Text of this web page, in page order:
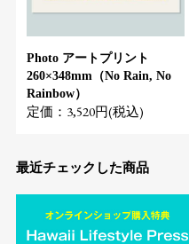
Photo アートプリント
260×348mm（No Rain, No
Rainbow）
定価：3,520円(税込)
最近チェックした商品